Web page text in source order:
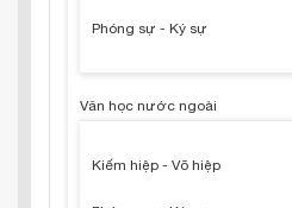
Phóng sự - Ký sự
Văn học nước ngoài
Kiếm hiệp - Võ hiệp